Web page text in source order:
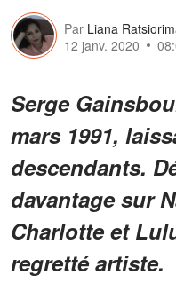
Par Liana
12 janv. 2020
Serge
mars 1991,
descendants.
davantage sur
Charlotte et
regretté artiste.